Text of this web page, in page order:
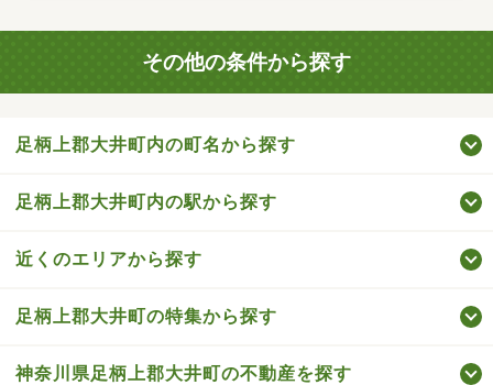
その他の条件から探す
足柄上郡大井町内の町名から探す
足柄上郡大井町内の駅から探す
近くのエリアから探す
足柄上郡大井町の特集から探す
神奈川県足柄上郡大井町の不動産を探す